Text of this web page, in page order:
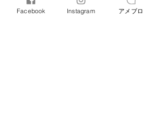
Facebook Instagram アメブロ